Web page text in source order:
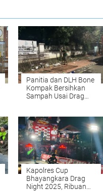
Panitia dan DLH Bone
Kompak Bersihkan
Sampah Usai Drag
Kapolres Cup
Bhayangkara Drag
Night 2025, Ribuan